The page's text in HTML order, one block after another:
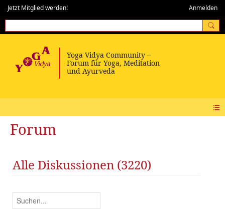
Jetzt Mitglied werden! Anmelden
Forum
Alle Diskussionen (3220)